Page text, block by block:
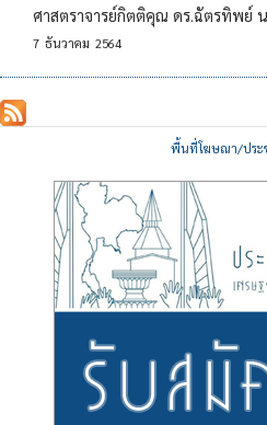
ศาสตราจารย์กิตติคุณ ดร.ฉัตรทิพย์
7 ธันวาคม 2564
พื้นที่โฆษณา/ประ